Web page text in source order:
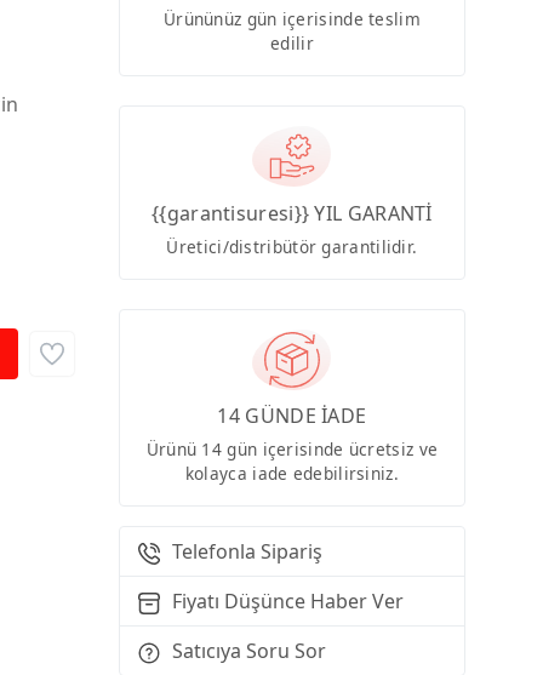
Ürününüz gün içerisinde teslim
edilir
{{garantisuresi}} YIL GARANTİ
Üretici/distribütör garantilidir.
14 GÜNDE İADE
Ürünü 14 gün içerisinde ücretsiz ve
kolayca iade edebilirsiniz.
Telefonla Sipariş
Fiyatı Düşünce Haber Ver
Satıcıya Soru Sor